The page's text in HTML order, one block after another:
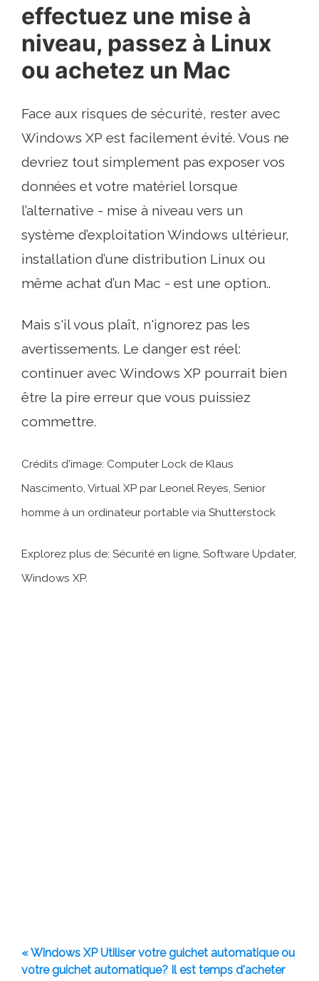
effectuez une mise à
niveau, passez à Linux
ou achetez un Mac
Face aux risques de sécurité, rester avec
Windows XP est facilement évité. Vous ne
devriez tout simplement pas exposer vos
données et votre matériel lorsque
l’alternative - mise à niveau vers un
système d’exploitation Windows ultérieur,
installation d’une distribution Linux ou
même achat d’un Mac - est une option..
Mais s'il vous plaît, n'ignorez pas les
avertissements. Le danger est réel:
continuer avec Windows XP pourrait bien
être la pire erreur que vous puissiez
commettre.
Crédits d'image: Computer Lock de Klaus
Nascimento, Virtual XP par Leonel Reyes, Senior
homme à un ordinateur portable via Shutterstock
Explorez plus de: Sécurité en ligne, Software Updater,
Windows XP.
« Windows XP Utiliser votre guichet automatique ou
votre guichet automatique? Il est temps d'acheter